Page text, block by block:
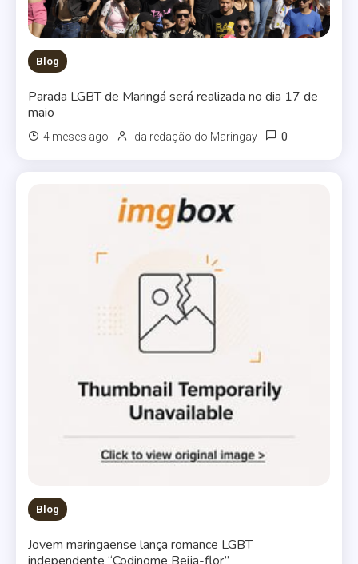
Blog
Parada LGBT de Maringá será realizada no dia 17 de
maio
4 meses ago da redação do Maringay 0
Blog
Jovem maringaense lança romance LGBT